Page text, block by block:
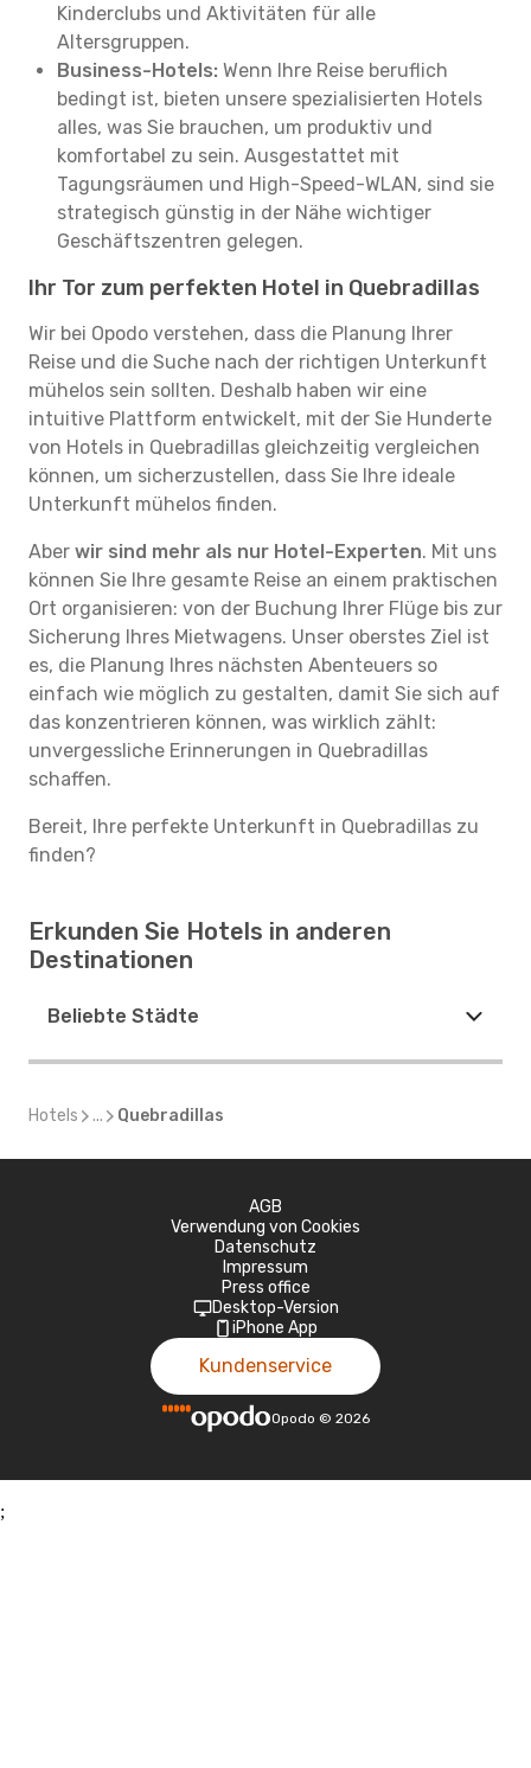
Kinderclubs und Aktivitäten für alle
Altersgruppen.
Business-Hotels: Wenn Ihre Reise beruflich
bedingt ist, bieten unsere spezialisierten Hotels
alles, was Sie brauchen, um produktiv und
komfortabel zu sein. Ausgestattet mit
Tagungsräumen und High-Speed-WLAN, sind sie
strategisch günstig in der Nähe wichtiger
Geschäftszentren gelegen.
Ihr Tor zum perfekten Hotel in Quebradillas
Wir bei Opodo verstehen, dass die Planung Ihrer
Reise und die Suche nach der richtigen Unterkunft
mühelos sein sollten. Deshalb haben wir eine
intuitive Plattform entwickelt, mit der Sie Hunderte
von Hotels in Quebradillas gleichzeitig vergleichen
können, um sicherzustellen, dass Sie Ihre ideale
Unterkunft mühelos finden.
Aber wir sind mehr als nur Hotel-Experten. Mit uns
können Sie Ihre gesamte Reise an einem praktischen
Ort organisieren: von der Buchung Ihrer Flüge bis zur
Sicherung Ihres Mietwagens. Unser oberstes Ziel ist
es, die Planung Ihres nächsten Abenteuers so
einfach wie möglich zu gestalten, damit Sie sich auf
das konzentrieren können, was wirklich zählt:
unvergessliche Erinnerungen in Quebradillas
schaffen.
Bereit, Ihre perfekte Unterkunft in Quebradillas zu
finden?
Erkunden Sie Hotels in anderen
Destinationen
Beliebte Städte
Hotels ... Quebradillas
AGB
Verwendung von Cookies
Datenschutz
Impressum
Press office
Desktop-Version
iPhone App
Kundenservice
Opodo © 2026
;